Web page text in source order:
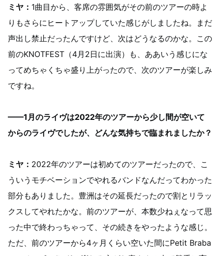
ミヤ： 1曲目から、客席の雰囲気がその前のツアーの時よ
りもさらにヒートアップしていた感じがしましたね。まだ
声出し禁止だったんですけど、次はどうなるのかな。この
前のKNOTFEST（4月2日に出演）も、ああいう感じにな
ってめちゃくちゃ盛り上がったので、次のツアーが楽しみ
ですね。
——1月のライヴは2022年のツアーから少し間が空いて
からのライヴでしたが、どんな気持ちで臨まれましたか？
ミヤ： 2022年のツアーは初めてのツアーだったので、こ
ういうモチベーションでやれるバンドなんだってわかった
部分もありました。豊洲はその延長だったので割とリラッ
クスしてやれたかな。前のツアーが、本数少ねぇなって思
った中で終わっちゃって、その続きをやったような感じ。
ただ、前のツアーから4ヶ月くらい空いた間にPetit Braba